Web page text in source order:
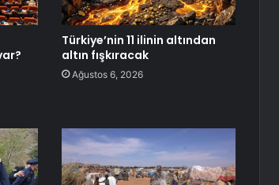
Türkiye’nin 11 ilinin altından
altın fışkıracak
Ağustos 6, 2026